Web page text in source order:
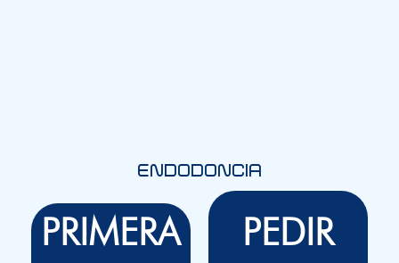
ENDODONCIA
PRIMERA
PEDIR